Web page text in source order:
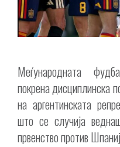
Меѓународната
покрена дисциплинска
на аргентинската
што се случија
првенство против